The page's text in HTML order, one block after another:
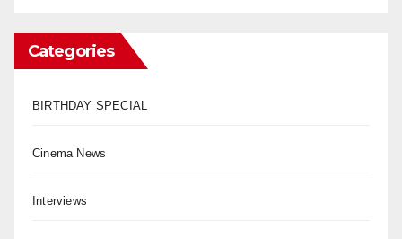
Categories
BIRTHDAY SPECIAL
Cinema News
Interviews